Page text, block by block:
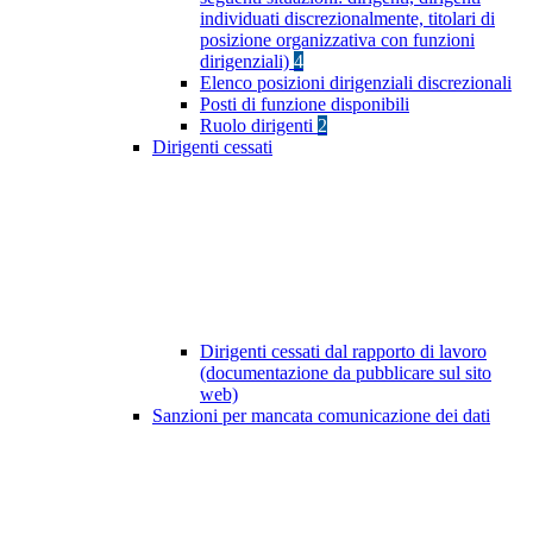
individuati discrezionalmente, titolari di
posizione organizzativa con funzioni
dirigenziali) 4
Elenco posizioni dirigenziali discrezionali
Posti di funzione disponibili
Ruolo dirigenti 2
Dirigenti cessati
Dirigenti cessati dal rapporto di lavoro
(documentazione da pubblicare sul sito
web)
Sanzioni per mancata comunicazione dei dati